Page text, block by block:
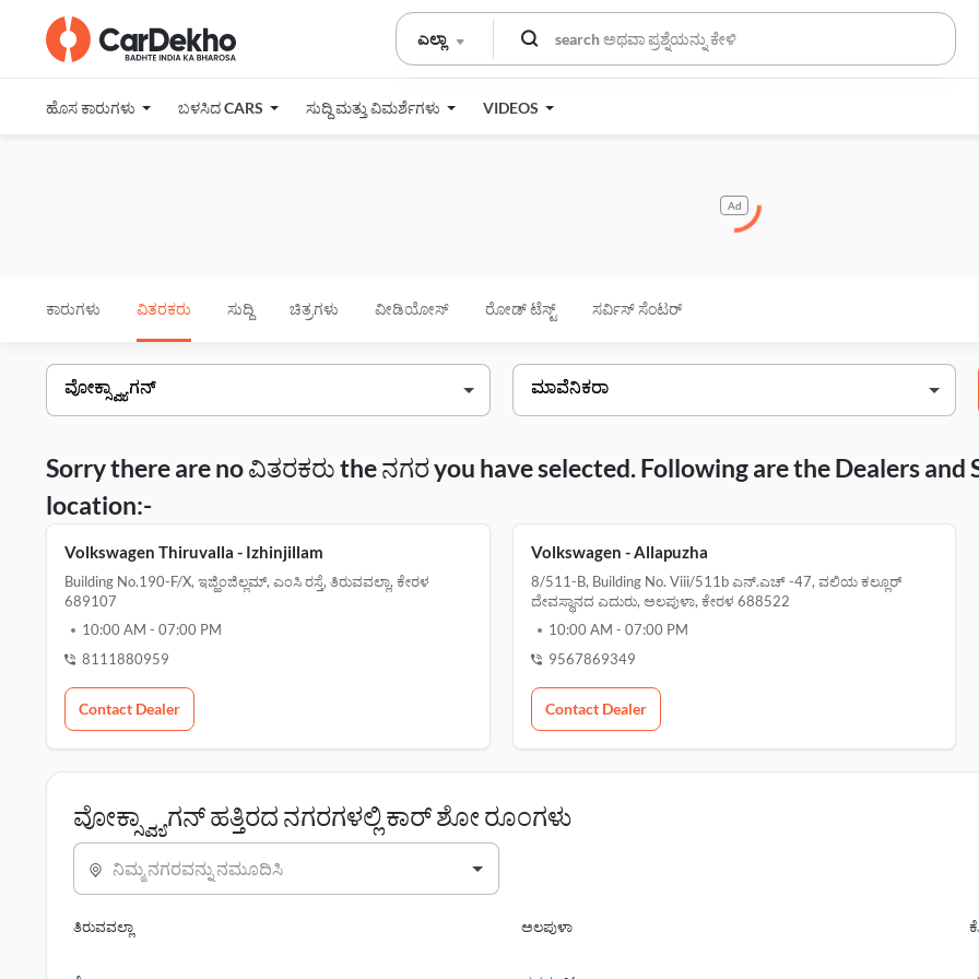
ಎಲ್ಲಾ
ಹೊಸ ಕಾರುಗಳು ಬಳಸಿದ CARS ಸುದ್ದಿ ಮತ್ತು ವಿಮರ್ಶೆಗಳು VIDEOS
Ad
ಕಾರುಗಳು ವಿತರಕರು ಸುದ್ದಿ ಚಿತ್ರಗಳು ವೀಡಿಯೋಸ್ ರೋಡ್ ಟೆಸ್ಟ್ ಸರ್ವಿಸ್ ಸೆಂಟರ್
Sorry there are no ವಿತರಕರು the ನಗರ you have selected. Following are the Dealers
location:-
Volkswagen Thiruvalla - Izhinjillam
Building No.190-F/x, ಇಜ್ಹಿಂಜಿಲ್ಲಮ್, ಎಂಸಿ ರಸ್ತೆ, ತಿರುವವಲ್ಲಾ, ಕೇರಳ
689107
10:00 AM - 07:00 PM
8111880959
Contact Dealer
Volkswagen - Allapuzha
8/511-B, Building No. Viii/511b ಎನ್.ಎಚ್ -47, ವಲಿಯ ಕಲ್ಲೂರ್
ದೇವಸ್ಥಾನದ ಎದುರು, ಅಲಪುಳಾ, ಕೇರಳ 688522
10:00 AM - 07:00 PM
9567869349
Contact Dealer
ವೋಕ್ಸ್ವ್ಯಾಗನ್ ಹತ್ತಿರದ ನಗರಗಳಲ್ಲಿ ಕಾರ್ ಶೋ ರೂಂಗಳು
ನಿಮ್ಮ ನಗರವನ್ನು ನಮೂದಿಸಿ
ತಿರುವವಲ್ಲಾ ಅಲಪುಳಾ